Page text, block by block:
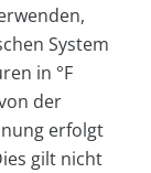
System
in °F
der
erfolgt
gilt nicht